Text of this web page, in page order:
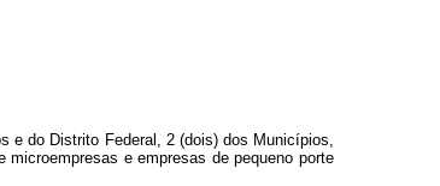
e do Distrito Federal, 2 (dois) dos Municípios,
e empresas de pequeno porte